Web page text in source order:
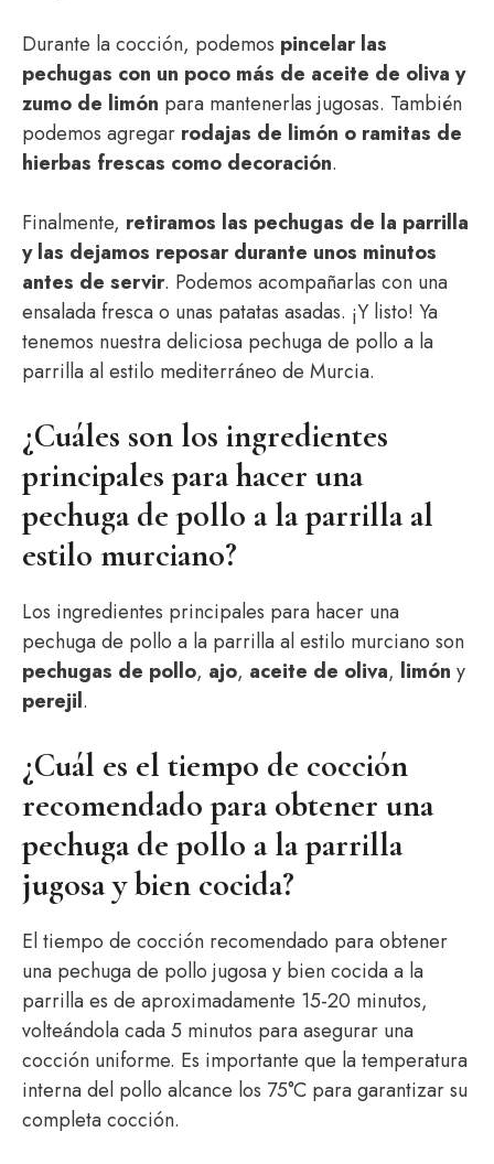
Durante la cocción, podemos pincelar las
pechugas con un poco más de aceite de oliva y
zumo de limón para mantenerlas jugosas. También
podemos agregar rodajas de limón o ramitas de
hierbas frescas como decoración.
Finalmente, retiramos las pechugas de la parrilla
y las dejamos reposar durante unos minutos
antes de servir. Podemos acompañarlas con una
ensalada fresca o unas patatas asadas. ¡Y listo! Ya
tenemos nuestra deliciosa pechuga de pollo a la
parrilla al estilo mediterráneo de Murcia.
¿Cuáles son los ingredientes
principales para hacer una
pechuga de pollo a la parrilla al
estilo murciano?
Los ingredientes principales para hacer una
pechuga de pollo a la parrilla al estilo murciano son
pechugas de pollo, ajo, aceite de oliva, limón y
perejil.
¿Cuál es el tiempo de cocción
recomendado para obtener una
pechuga de pollo a la parrilla
jugosa y bien cocida?
El tiempo de cocción recomendado para obtener
una pechuga de pollo jugosa y bien cocida a la
parrilla es de aproximadamente 15-20 minutos,
volteándola cada 5 minutos para asegurar una
cocción uniforme. Es importante que la temperatura
interna del pollo alcance los 75°C para garantizar su
completa cocción.